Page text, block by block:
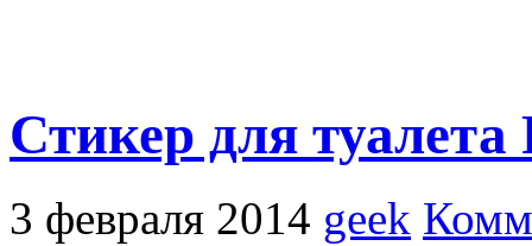
Стикер для туалета
3 февраля 2014 geek